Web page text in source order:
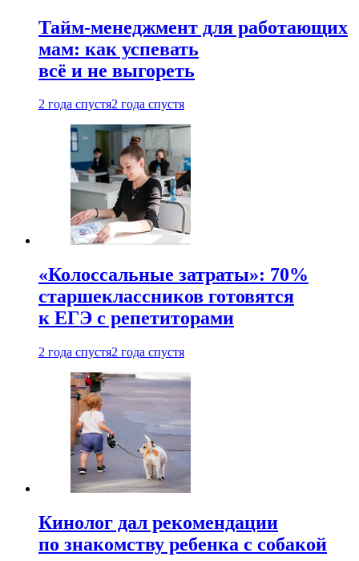
Тайм-менеджмент для работающих
мам: как успевать
всё и не выгореть
2 года спустя2 года спустя
«Колоссальные затраты»: 70%
старшеклассников готовятся
к ЕГЭ с репетиторами
2 года спустя2 года спустя
Кинолог дал рекомендации
по знакомству ребенка с собакой